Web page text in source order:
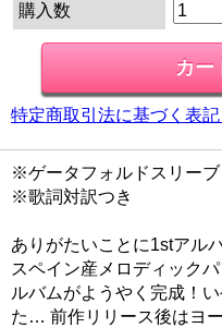
購入数
特定商取引法に基づく表
※ゲータフォルドスリーブ
※歌詞対訳つき
ありがたいことに1stアル
スペイン産メロディック
ルバムがようやく完成！
た… 前作リリース後はヨ